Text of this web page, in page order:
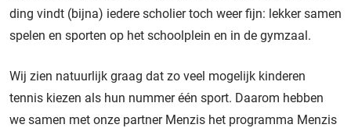
ding vindt (bijna) iedere scholier toch weer fijn: lekker samen
spelen en sporten op het schoolplein en in de gymzaal.
Wij zien natuurlijk graag dat zo veel mogelijk kinderen
tennis kiezen als hun nummer één sport. Daarom hebben
we samen met onze partner Menzis het programma Menzis